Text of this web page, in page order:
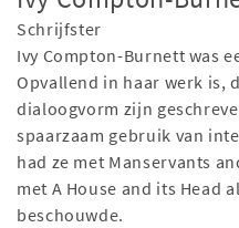
Schrijfster
Ivy Compton-Burnett was
Opvallend in haar werk is,
dialoogvorm zijn
spaarzaam gebruik van
had ze met Manservants
met A House and its Head
beschouwde.